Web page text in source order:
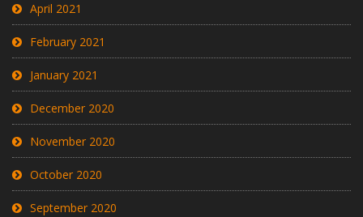
April 2021
February 2021
January 2021
December 2020
November 2020
October 2020
September 2020